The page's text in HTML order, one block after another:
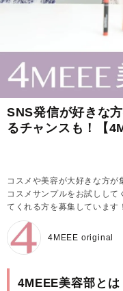
SNS発信が好きな
るチャンスも！【
コスメや美容が大好きな方
コスメサンプルをお試しして
てくれる方を募集しています！
4MEEE original
4MEEE美容部とは